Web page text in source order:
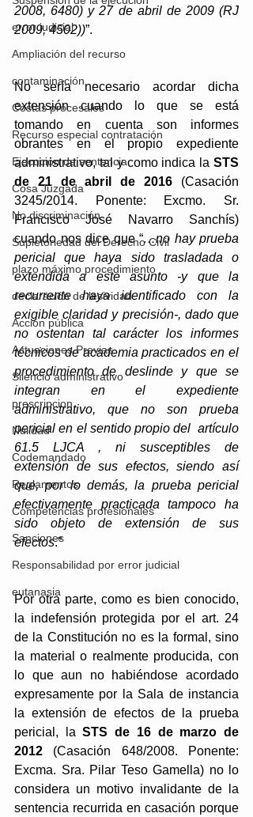
error judicial
Ampliación del recurso
contaminación
Costas procesales
Recurso especial contratación
Ejecución de sentencia
Cosa Juzgada
No discriminación
Supletoriedad del Derecho Civil
plazo máximo procedimiento
declaración de lesividad
Acción pública
Actuaciones Previas
Silencio administrativo
prescripcion
Nulidad
Codemandado
Reglamentos
Competencias profesionales
Sanciones
Responsabilidad por error judicial
eutanasia
2008, 6480) y 27 de abril de 2009 (RJ
2009, 4502))”.
No sería necesario acordar dicha
extensión cuando lo que se está
tomando en cuenta son informes
obrantes en el propio expediente
administrativo, tal y como indica la STS
de 21 de abril de 2016 (Casación
3245/2014. Ponente: Excmo. Sr.
Francisco José Navarro Sanchís)
cuando nos dice que “…no hay prueba
pericial que haya sido trasladada o
extendida a este asunto -y que la
recurrente haya identificado con la
exigible claridad y precisión-, dado que
no ostentan tal carácter los informes
técnicos de academia practicados en el
procedimiento de deslinde y que se
integran en el expediente
administrativo, que no son prueba
pericial en el sentido propio del  artículo
61.5 LJCA , ni susceptibles de
extensión de sus efectos, siendo así
que, por lo demás, la prueba pericial
efectivamente practicada tampoco ha
sido objeto de extensión de sus
efectos.”
Por otra parte, como es bien conocido,
la indefensión protegida por el art. 24
de la Constitución no es la formal, sino
la material o realmente producida, con
lo que aun no habiéndose acordado
expresamente por la Sala de instancia
la extensión de efectos de la prueba
pericial, la STS de 16 de marzo de
2012 (Casación 648/2008. Ponente:
Excma. Sra. Pilar Teso Gamella) no lo
considera un motivo invalidante de la
sentencia recurrida en casación porque